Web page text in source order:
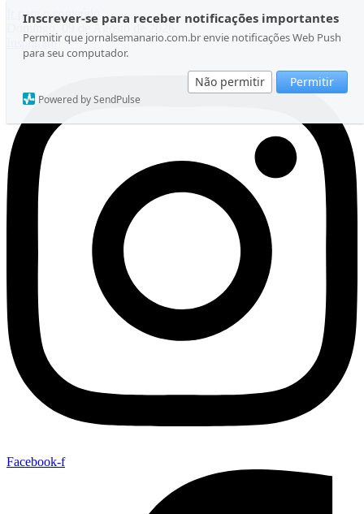
Inscrever-se para receber notificações importantes
Permitir que jornalsemanario.com.br envie notificações Web Push
para seu computador.
Não permitir Permitir
Powered by SendPulse
Ir para o conteúdo
Domingo, 09 de Agosto de 2026
Instagram
Facebook-f